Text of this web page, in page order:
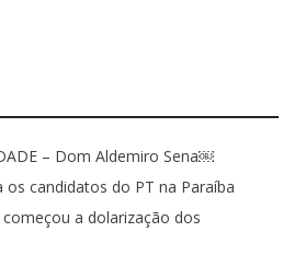
– Dom Aldemiro Sena￼
os candidatos do PT na Paraíba
a dolarização dos